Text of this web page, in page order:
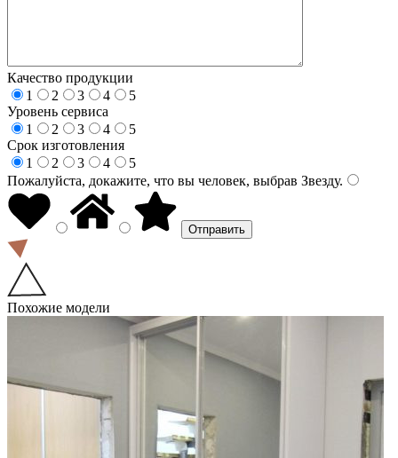
Качество продукции
1
2 3 4
5
Уровень сервиса
1
2 3 4
5
Срок изготовления
1
2 3 4
5
Пожалуйста, докажите, что вы человек, выбрав Звезду.
Похожие модели